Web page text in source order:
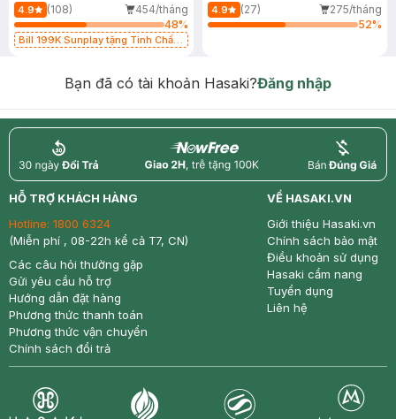
4.9 (108)
454/tháng
48%
Bill 199K Sunplay tặng Tinh Chất
4.9 (27)
275/tháng
52%
Bạn đã có tài khoản Hasaki?Đăng nhập
return nowfree price
HỖ TRỢ KHÁCH HÀNG
Hotline: 1800 6324
(Miễn phí , 08-22h kể cả T7, CN)
Các câu hỏi thường gặp
Gửi yêu cầu hỗ trợ
Hướng dẫn đặt hàng
Phương thức thanh toán
Phương thức vận chuyển
Chính sách đổi trả
VỀ HASAKI.VN
Giới thiệu Hasaki.vn
Chính sách bảo mật
Điều khoản sử dụng
Hasaki cẩm nang
Tuyển dụng
Liên hệ